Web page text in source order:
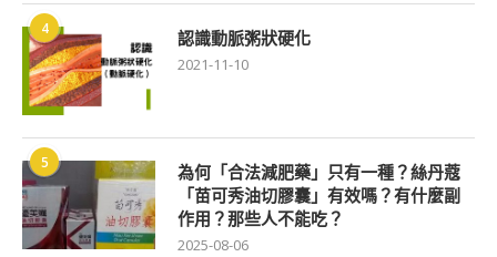
4 認識動脈粥狀硬化
2021-11-10
5
為何「合法減肥藥」只有一種？絲丹蔻
「苗可秀油切膠囊」有效嗎？有什麼副
作用？那些人不能吃？
2025-08-06